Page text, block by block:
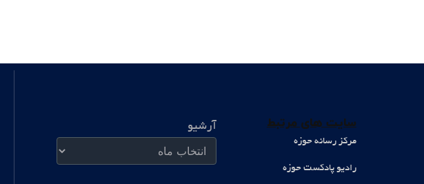
سایت های مرتبط
مرکز رسانه حوزه
رادیو پادکست حوزه
آرشیو
آرشیو